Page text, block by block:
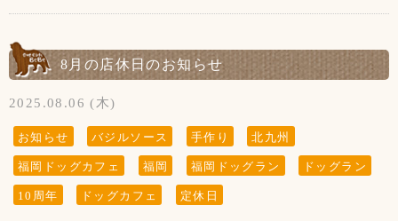
1月の店休日のお知らせです！
【1月の店休日】
8日、15日、22日、29の木曜日と
第3水曜日の21日です
8月の店休日のお知らせ
2025.08.06 (木)
お知らせ バジルソース 手作り 北九州
福岡ドッグカフェ 福岡 福岡ドッグラン ドッグラン
10周年 ドッグカフェ 定休日